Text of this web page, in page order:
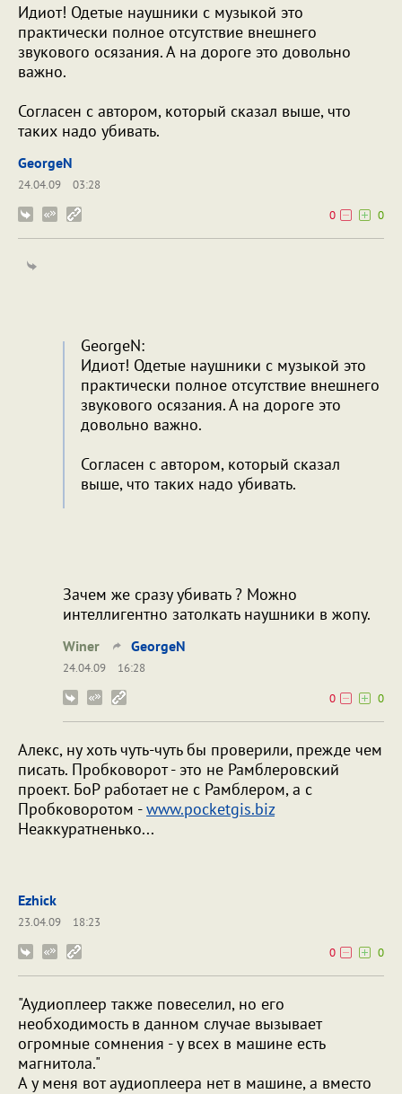
Идиот! Одетые наушники с музыкой это
практически полное отсутствие внешнего
звукового осязания. А на дороге это довольно
важно.
Согласен с автором, который сказал выше, что
таких надо убивать.
GeorgeN
24.04.09
03:28
0
0
GeorgeN:
Идиот! Одетые наушники с музыкой это
практически полное отсутствие внешнего
звукового осязания. А на дороге это
довольно важно.
Согласен с автором, который сказал
выше, что таких надо убивать.
Зачем же сразу убивать ? Можно
интеллигентно затолкать наушники в жопу.
Winer GeorgeN
24.04.09
16:28
0
0
Алекс, ну хоть чуть-чуть бы проверили, прежде чем
писать. Пробковорот - это не Рамблеровский
проект. БоР работает не с Рамблером, а с
Пробковоротом -www.pocketgis.biz
Неаккуратненько...
Ezhick
23.04.09
18:23
0
0
"Аудиоплеер также повеселил, но его
необходимость в данном случае вызывает
огромные сомнения - у всех в машине есть
магнитола."
А у меня вот аудиоплеера нет в машине, а вместо